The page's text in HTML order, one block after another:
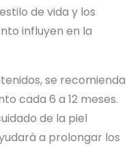
de vida y los
influyen en la
se recomienda
cada 6 a 12 meses.
de la piel
a prolongar los